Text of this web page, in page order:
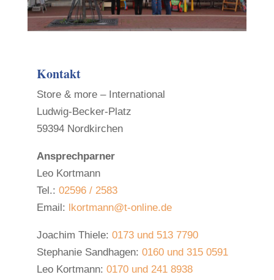
Kontakt
Store & more – International
Ludwig-Becker-Platz
59394 Nordkirchen
Ansprechparner
Leo Kortmann
Tel.: 02596 / 2583
Email: lkortmann@t-online.de
Joachim Thiele: 0173 und 513 7790
Stephanie Sandhagen: 0160 und 315 0591
Leo Kortmann: 0170 und 241 8938